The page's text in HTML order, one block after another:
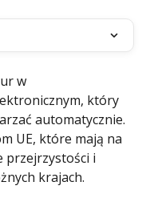
w
który
automatycznie.
UE, które mają na
przejrzystości i
krajach.